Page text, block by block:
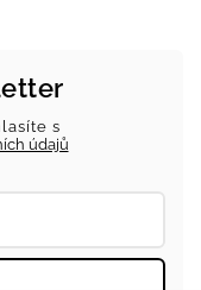
s
údajů